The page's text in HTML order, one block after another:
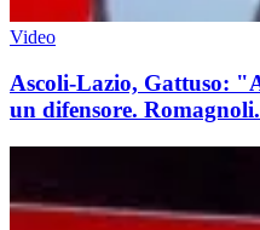
Video
Ascoli-Lazio, Gattuso:
un difensore.